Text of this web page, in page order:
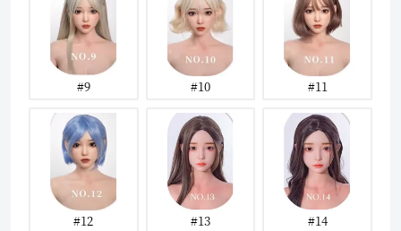
#9 #10 #11
#12 #13 #14